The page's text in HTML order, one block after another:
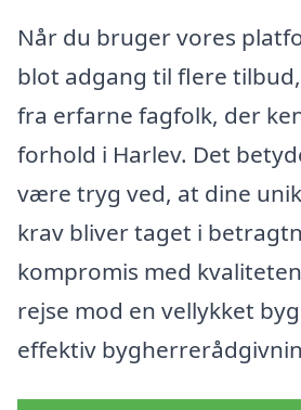
Når du bruger vores
blot adgang til flere
fra erfarne fagfolk, der
forhold i Harlev. Det
være tryg ved, at dine
krav bliver taget i
kompromis med
rejse mod en vellykket
effektiv